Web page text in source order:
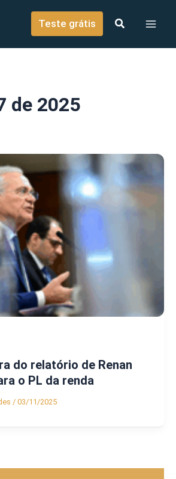
Teste grátis
de 2025
do relatório de Renan
o PL da renda
/ 03/11/2025